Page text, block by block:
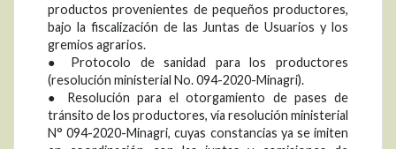
productos provenientes de pequeños productores,
bajo la fiscalización de las Juntas de Usuarios y los
gremios agrarios.
● Protocolo de sanidad para los productores
(resolución ministerial No. 094-2020-Minagri).
● Resolución para el otorgamiento de pases de
tránsito de los productores, vía resolución ministerial
N° 094-2020-Minagri, cuyas constancias ya se imiten